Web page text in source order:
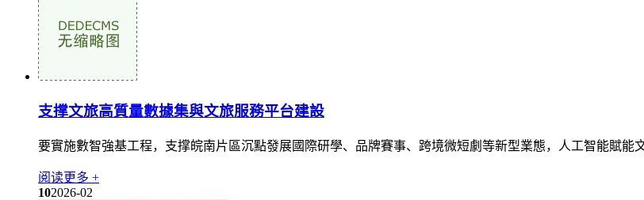
支撑文旅高質量數據集與文旅服務平台建設
要實施數智強基工程，支撑皖南片區沉點發展國際研學、品牌賽事、跨境微短劇等新型業態，人工智能賦能
阅读更多 +
102026-02